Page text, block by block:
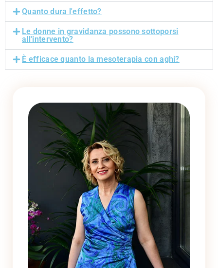
Quanto dura l'effetto?
Le donne in gravidanza possono sottoporsi
all'intervento?
È efficace quanto la mesoterapia con aghi?